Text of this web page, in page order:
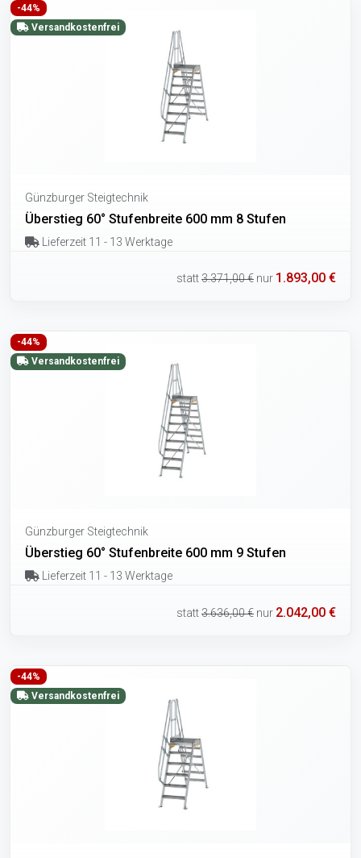
-44%
Versandkostenfrei
Günzburger Steigtechnik
Überstieg 60° Stufenbreite 600 mm 8 Stufen
Lieferzeit 11 - 13 Werktage
statt3.371,00 € nur 1.893,00 €
-44%
Versandkostenfrei
Günzburger Steigtechnik
Überstieg 60° Stufenbreite 600 mm 9 Stufen
Lieferzeit 11 - 13 Werktage
statt3.636,00 € nur 2.042,00 €
-44%
Versandkostenfrei